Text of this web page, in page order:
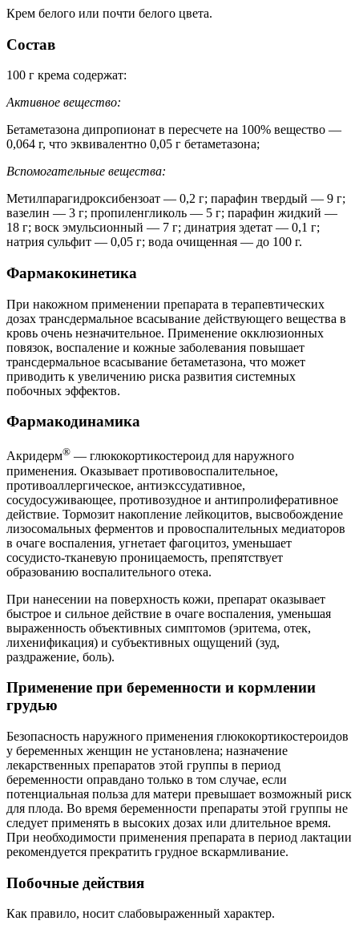
Крем белого или почти белого цвета.
Состав
100 г крема содержат:
Активное вещество:
Бетаметазона дипропионат в пересчете на 100% вещество —
0,064 г, что эквивалентно 0,05 г бетаметазона;
Вспомогательные вещества:
Метилпарагидроксибензоат — 0,2 г; парафин твердый — 9 г;
вазелин — 3 г; пропиленгликоль — 5 г; парафин жидкий —
18 г; воск эмульсионный — 7 г; динатрия эдетат — 0,1 г;
натрия сульфит — 0,05 г; вода очищенная — до 100 г.
Фармакокинетика
При накожном применении препарата в терапевтических
дозах трансдермальное всасывание действующего вещества в
кровь очень незначительное. Применение окклюзионных
повязок, воспаление и кожные заболевания повышает
трансдермальное всасывание бетаметазона, что может
приводить к увеличению риска развития системных
побочных эффектов.
Фармакодинамика
Акридерм® — глюкокортикостероид для наружного
применения. Оказывает противовоспалительное,
противоаллергическое, антиэкссудативное,
сосудосуживающее, противозудное и антипролиферативное
действие. Тормозит накопление лейкоцитов, высвобождение
лизосомальных ферментов и провоспалительных медиаторов
в очаге воспаления, угнетает фагоцитоз, уменьшает
сосудисто-тканевую проницаемость, препятствует
образованию воспалительного отека.
При нанесении на поверхность кожи, препарат оказывает
быстрое и сильное действие в очаге воспаления, уменьшая
выраженность объективных симптомов (эритема, отек,
лихенификация) и субъективных ощущений (зуд,
раздражение, боль).
Применение при беременности и кормлении
грудью
Безопасность наружного применения глюкокортикостероидов
у беременных женщин не установлена; назначение
лекарственных препаратов этой группы в период
беременности оправдано только в том случае, если
потенциальная польза для матери превышает возможный риск
для плода. Во время беременности препараты этой группы не
следует применять в высоких дозах или длительное время.
При необходимости применения препарата в период лактации
рекомендуется прекратить грудное вскармливание.
Побочные действия
Как правило, носит слабовыраженный характер.